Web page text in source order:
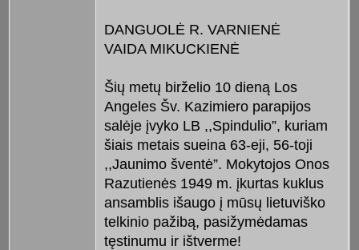
DANGUOLĖ R. VARNIENĖ
VAIDA MIKUCKIENĖ
Šių metų birželio 10 dieną Los
Angeles Šv. Kazimiero parapijos
salėje įvyko LB ,,Spindulio”, kuriam
šiais metais sueina 63-eji, 56-toji
,,Jaunimo šventė”. Mokytojos Onos
Razutienės 1949 m. įkurtas kuklus
ansamblis išaugo į mūsų lietuviško
telkinio pažibą, pasižymėdamas
tęstinumu ir ištverme!